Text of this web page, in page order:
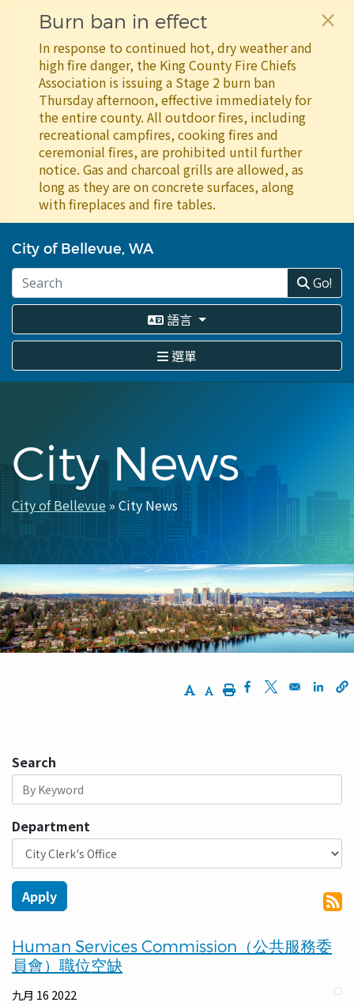
至
主
容
Burn ban in effect
In response to continued hot, dry weather and
high fire danger, the King County Fire Chiefs
Association is issuing a Stage 2 burn ban
Thursday afternoon, effective immediately for
the entire county. All outdoor fires, including
recreational campfires, cooking fires and
ceremonial fires, are prohibited until further
notice. Gas and charcoal grills are allowed, as
long as they are on concrete surfaces, along
with fireplaces and fire tables.
×
City of Bellevue, WA
Go!
語言
選單
City News
導
航
連
結
City of Bellevue City News
Increase Text Size
Decrease Text Size
PrintOpens in a new
Opens in a
Search
Department
Human Services Commission（公共服務委
員會）職位空缺
九月 16 2022